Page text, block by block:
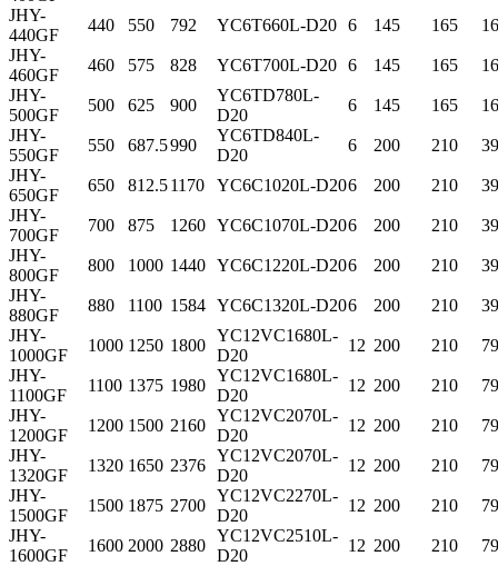
JHY-
440GF
440 550 792 YC6T660L-D20 6 145 165
JHY-
460GF
460 575 828 YC6T700L-D20 6 145 165
JHY-
500GF
500 625 900
YC6TD780L-
D20
6 145 165
JHY-
550GF
550 687.5990
YC6TD840L-
D20
6 200 210
JHY-
650GF
650 812.51170 YC6C1020L-D206 200 210
JHY-
700GF
700 875 1260 YC6C1070L-D206 200 210
JHY-
800GF
800 1000 1440 YC6C1220L-D206 200 210
JHY-
880GF
880 1100 1584 YC6C1320L-D206 200 210
JHY-
1000GF
1000 1250 1800
YC12VC1680L-
D20
12 200 210
JHY-
1100GF
1100 1375 1980
YC12VC1680L-
D20
12 200 210
JHY-
1200GF
1200 1500 2160
YC12VC2070L-
D20
12 200 210
JHY-
1320GF
1320 1650 2376
YC12VC2070L-
D20
12 200 210
JHY-
1500GF
1500 1875 2700
YC12VC2270L-
D20
12 200 210
JHY-
1600GF
1600 2000 2880
YC12VC2510L-
D20
12 200 210